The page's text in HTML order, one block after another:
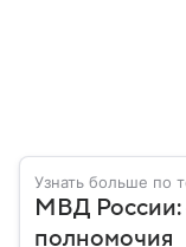
Узнать больше по
МВД России:
полномочия